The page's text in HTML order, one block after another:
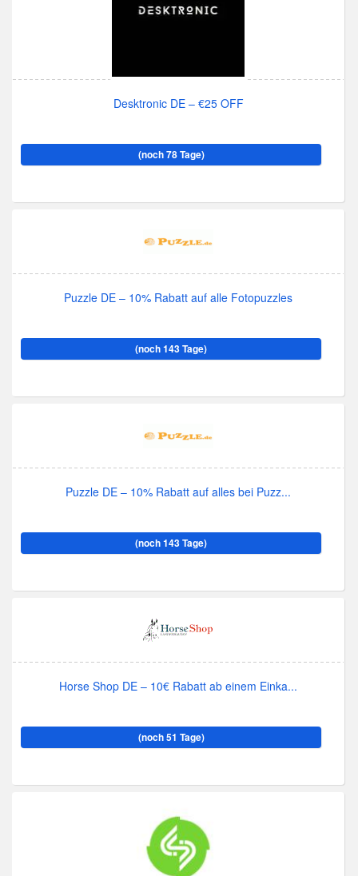
Desktronic DE – €25 OFF
(noch 78 Tage)
Puzzle DE – 10% Rabatt auf alle Fotopuzzles
(noch 143 Tage)
Puzzle DE – 10% Rabatt auf alles bei Puzz...
(noch 143 Tage)
Horse Shop DE – 10€ Rabatt ab einem Einka...
(noch 51 Tage)